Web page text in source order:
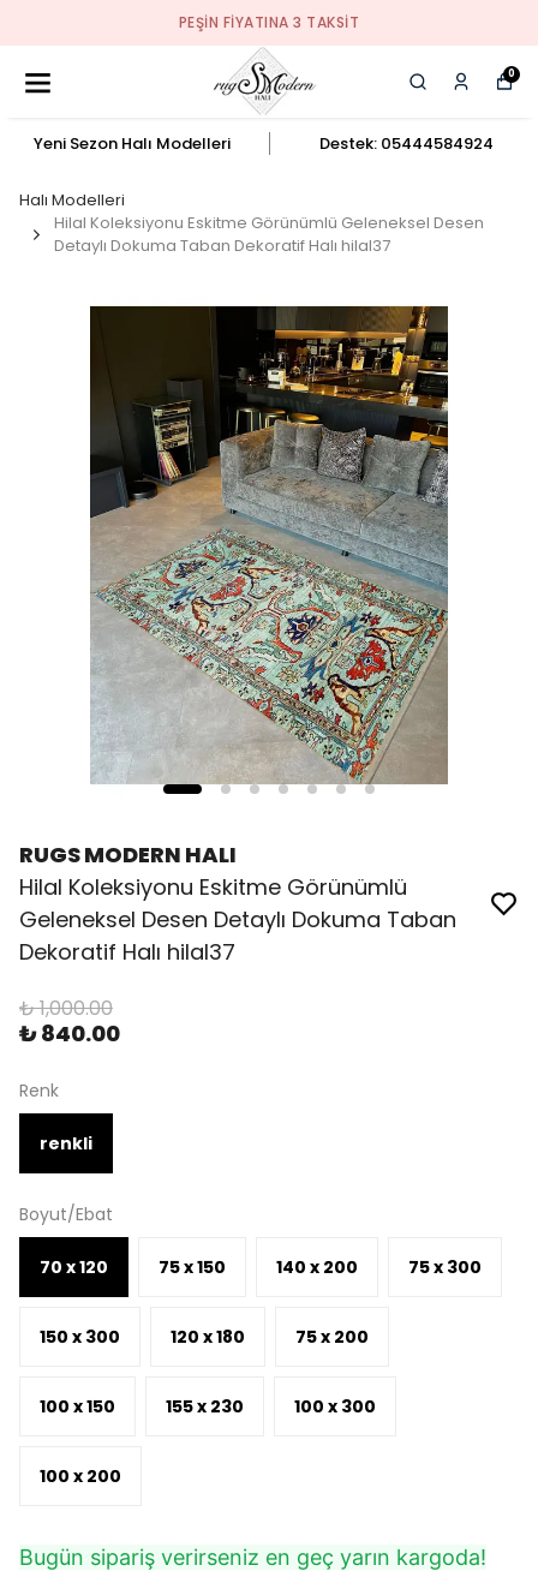
PEŞIN FIYATINA 3 TAKSIT
0
Yeni Sezon Halı Modelleri Destek: 05444584924
Halı Modelleri
Hilal Koleksiyonu Eskitme Görünümlü Geleneksel Desen
Detaylı Dokuma Taban Dekoratif Halı hilal37
RUGS MODERN HALI
Hilal Koleksiyonu Eskitme Görünümlü
Geleneksel Desen Detaylı Dokuma Taban
Dekoratif Halı hilal37
₺ 1,000.00
₺ 840.00
Renk
renkli
Boyut/Ebat
70 x 120 75 x 150 140 x 200 75 x 300
150 x 300 120 x 180 75 x 200
100 x 150 155 x 230 100 x 300
100 x 200
Bugün sipariş verirseniz en geç yarın kargoda!